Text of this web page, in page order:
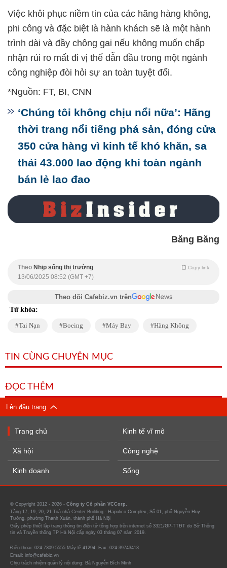
Việc khôi phục niềm tin của các hãng hàng không,
phi công và đặc biệt là hành khách sẽ là một hành
trình dài và đầy chông gai nếu không muốn chấp
nhận rủi ro mất đi vị thế dẫn đầu trong một ngành
công nghiệp đòi hỏi sự an toàn tuyệt đối.
*Nguồn: FT, BI, CNN
‘Chúng tôi không chịu nổi nữa’: Hãng
thời trang nổi tiếng phá sản, đóng cửa
350 cửa hàng vì kinh tế khó khăn, sa
thải 43.000 lao động khi toàn ngành
bán lẻ lao đao
Băng Băng
Theo Nhịp sống thị trường Copy link
13/06/2025 08:52 (GMT +7)
Theo dõi Cafebiz.vn trên
Từ khóa:
Tai Nạn Boeing Máy Bay Hàng Không
TIN CÙNG CHUYÊN MỤC
ĐỌC THÊM
Lên đầu trang
Trang chủ
Xã hội
Kinh doanh
Kinh tế vĩ mô
Công nghệ
Sống
© Copyright 2012 - 2026 - Công ty Cổ phần VCCorp.
Tầng 17, 19, 20, 21 Toà nhà Center Building - Hapulico Complex, Số 01, phố Nguyễn Huy
Tưởng, phường Thanh Xuân, thành phố Hà Nội
Giấy phép thiết lập trang thông tin điện tử tổng hợp trên internet số 3321/GP-TTĐT do Sở Thông
tin và Truyền thông TP Hà Nội cấp ngày 03 tháng 07 năm 2019.
Điện thoại: 024 7309 5555 Máy lẻ 41294. Fax: 024-39743413
Email: info@cafebiz.vn
Chịu trách nhiệm quản lý nội dung: Bà Nguyễn Bích Minh